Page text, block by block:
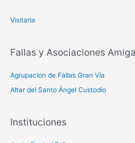
Visitarla
Fallas y Asociaciones
Agrupacion de Fallas Gran Vía
Altar del Santo Ángel Custodio
Instituciones